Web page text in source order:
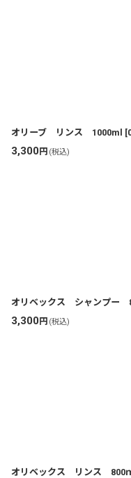
オリーブ リンス 1000ml [
3,300円 (税込)
オリベックス シャンプー
3,300円 (税込)
オリベックス リンス 800